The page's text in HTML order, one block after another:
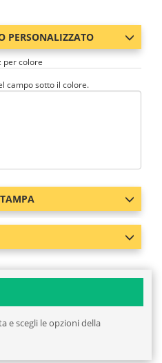
PERSONALIZZATO
per colore
campo sotto il colore.
e scegli le opzioni della